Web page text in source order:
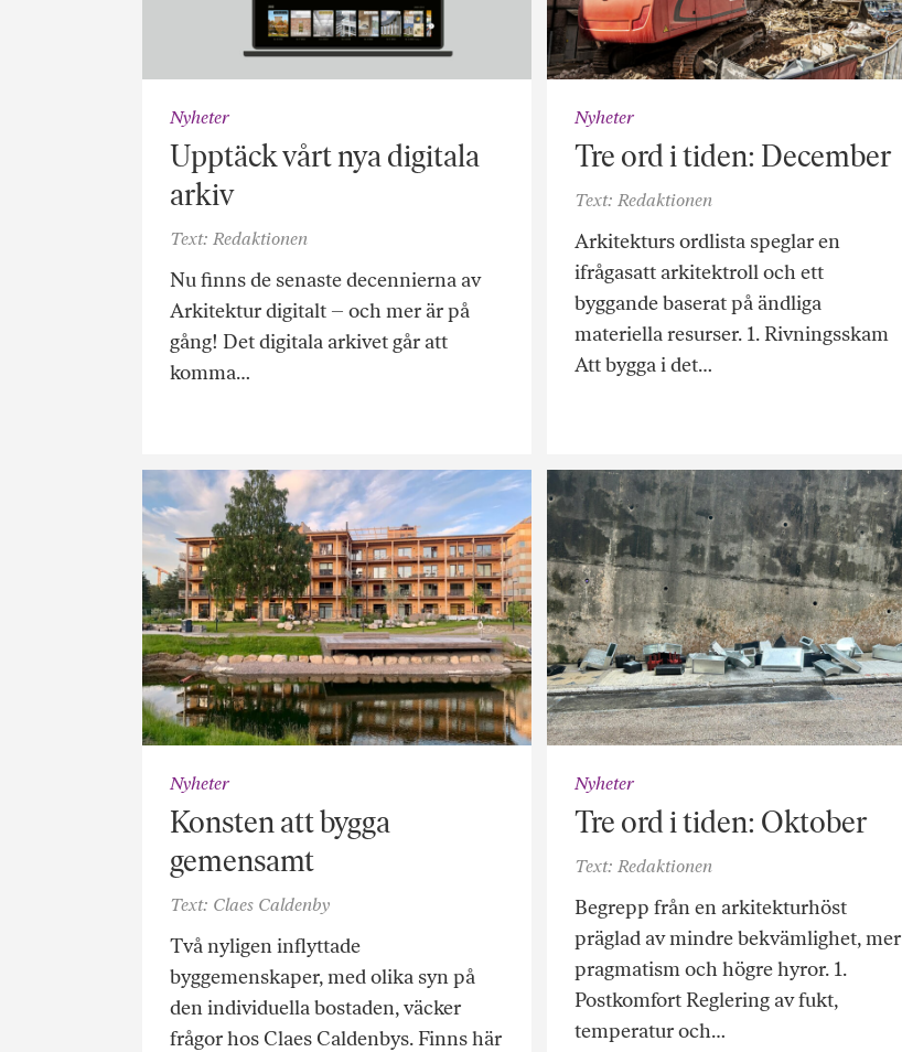
Nyheter
Upptäck vårt nya digitala
arkiv
Text: Redaktionen
Nu finns de senaste decennierna av
Arkitektur digitalt – och mer är på
gång! Det digitala arkivet går att
komma…
Nyheter
Tre ord i tiden: December
Text: Redaktionen
Arkitekturs ordlista speglar en
ifrågasatt arkitektroll och ett
byggande baserat på ändliga
materiella resurser. 1. Rivningsskam
Att bygga i det…
Nyheter
Konsten att bygga
gemensamt
Text: Claes Caldenby
Två nyligen inflyttade
byggemenskaper, med olika syn på
den individuella bostaden, väcker
frågor hos Claes Caldenbys. Finns här
Nyheter
Tre ord i tiden: Oktober
Text: Redaktionen
Begrepp från en arkitekturhöst
präglad av mindre bekvämlighet, mer
pragmatism och högre hyror. 1.
Postkomfort Reglering av fukt,
temperatur och…